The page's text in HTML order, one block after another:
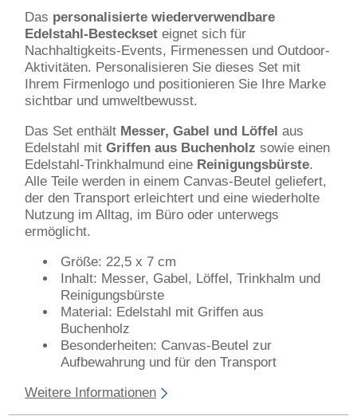
Das personalisierte wiederverwendbare
Edelstahl-Besteckseteignet sich für
Nachhaltigkeits-Events, Firmenessen und Outdoor-
Aktivitäten. Personalisieren Sie dieses Set mit
Ihrem Firmenlogo und positionieren Sie Ihre Marke
sichtbar und umweltbewusst.
Das Set enthält Messer, Gabel und Löffel aus
Edelstahl mit Griffen aus Buchenholzsowie einen
Edelstahl-Trinkhalmund eine Reinigungsbürste.
Alle Teile werden in einem Canvas-Beutel geliefert,
der den Transport erleichtert und eine wiederholte
Nutzung im Alltag, im Büro oder unterwegs
ermöglicht.
Größe: 22,5 x 7 cm
Inhalt: Messer, Gabel, Löffel, Trinkhalm und
Reinigungsbürste
Material: Edelstahl mit Griffen aus
Buchenholz
Besonderheiten: Canvas-Beutel zur
Aufbewahrung und für den Transport
Weitere Informationen